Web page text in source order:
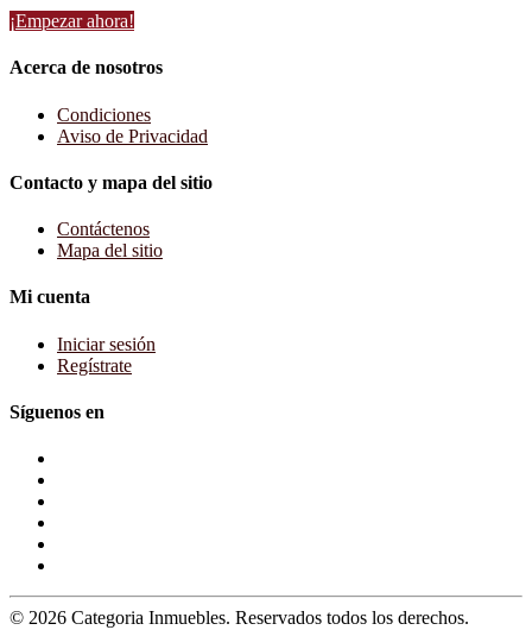
¡Empezar ahora!
Acerca de nosotros
Condiciones
Aviso de Privacidad
Contacto y mapa del sitio
Contáctenos
Mapa del sitio
Mi cuenta
Iniciar sesión
Regístrate
Síguenos en
© 2026 Categoria Inmuebles. Reservados todos los derechos.